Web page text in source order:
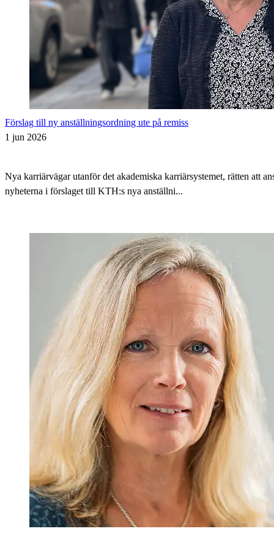
Förslag till ny anställningsordning ute på remiss
1 jun 2026
Nya karriärvägar utanför det akademiska karriärsystemet, rätten att
nyheterna i förslaget till KTH:s nya anställni...